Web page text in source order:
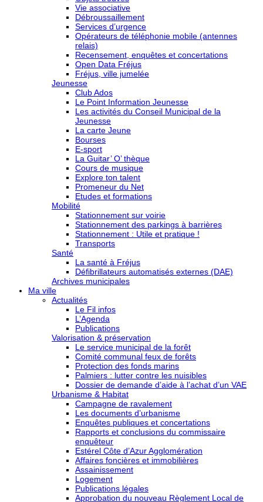
Vie associative
Débroussaillement
Services d’urgence
Opérateurs de téléphonie mobile (antennes
relais)
Recensement, enquêtes et concertations
Open Data Fréjus
Fréjus, ville jumelée
Jeunesse
Club Ados
Le Point Information Jeunesse
Les activités du Conseil Municipal de la
Jeunesse
La carte Jeune
Bourses
E-sport
La Guitar’ O’ thèque
Cours de musique
Explore ton talent
Promeneur du Net
Etudes et formations
Mobilité
Stationnement sur voirie
Stationnement des parkings à barrières
Stationnement : Utile et pratique !
Transports
Santé
La santé à Fréjus
Défibrillateurs automatisés externes (DAE)
Archives municipales
Ma ville
Actualités
Le Fil infos
L’Agenda
Publications
Valorisation & préservation
Le service municipal de la forêt
Comité communal feux de forêts
Protection des fonds marins
Palmiers : lutter contre les nuisibles
Dossier de demande d’aide à l’achat d’un VAE
Urbanisme & Habitat
Campagne de ravalement
Les documents d’urbanisme
Enquêtes publiques et concertations
Rapports et conclusions du commissaire
enquêteur
Estérel Côte d’Azur Agglomération
Affaires foncières et immobilières
Assainissement
Logement
Publications légales
Approbation du nouveau Règlement Local de